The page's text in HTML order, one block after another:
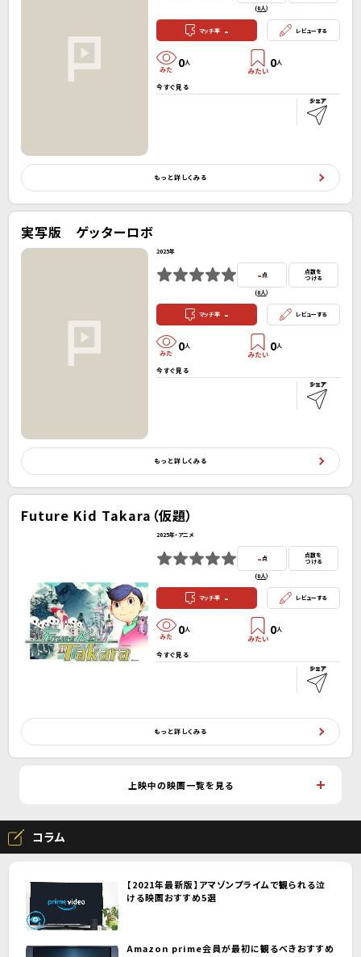
(0人）
マッチ率 - レビューする
0人 0人
今すぐ見る
もっと詳しくみる
実写版 ゲッターロボ
2025年
-点
(0人）
点数を
つける
マッチ率 - レビューする
0人 0人
今すぐ見る
もっと詳しくみる
Future Kid Takara（仮題）
2025年・アニメ
-点
(0人）
点数を
つける
マッチ率 - レビューする
0人 0人
今すぐ見る
もっと詳しくみる
上映中の映画一覧を見る
コラム
【2021年最新版】アマゾンプライムで観られる泣
ける映画おすすめ5選
Amazon prime会員が最初に観るべきおすすめ